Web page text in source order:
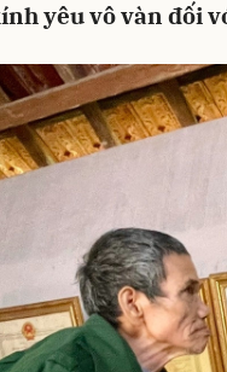
yêu vô vàn đối